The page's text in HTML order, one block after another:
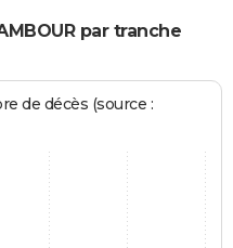
par tranche
de décès (source :